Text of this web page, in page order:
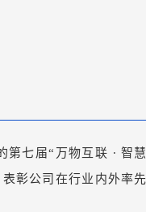
七届“万物互联 ∙ 智慧
彰公司在行业内外率先